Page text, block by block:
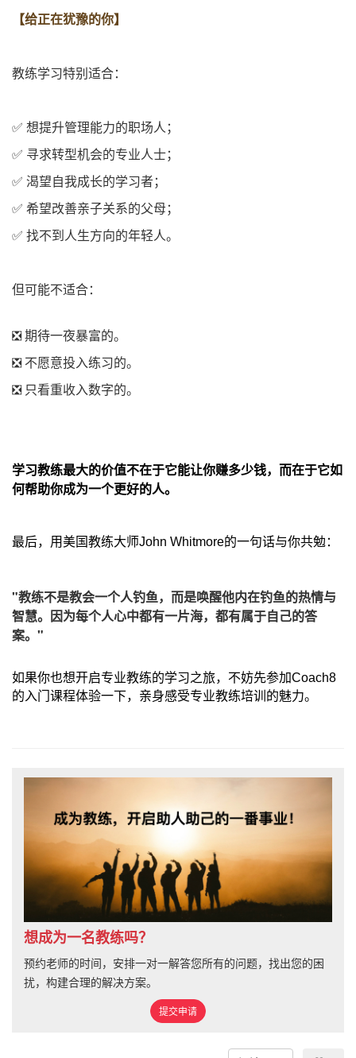
【给正在犹豫的你】
教练学习特别适合：
✅ 想提升管理能力的职场人；
✅ 寻求转型机会的专业人士；
✅ 渴望自我成长的学习者；
✅ 希望改善亲子关系的父母；
✅ 找不到人生方向的年轻人。
但可能不适合：
❎ 期待一夜暴富的。
❎ 不愿意投入练习的。
❎ 只看重收入数字的。
学习教练最大的价值不在于它能让你赚多少钱，而在于它如
何帮助你成为一个更好的人。
最后，用美国教练大师John Whitmore的一句话与你共勉：
"教练不是教会一个人钓鱼，而是唤醒他内在钓鱼的热情与
智慧。因为每个人心中都有一片海，都有属于自己的答
案。"
如果你也想开启专业教练的学习之旅，不妨先参加Coach8
的入门课程体验一下，亲身感受专业教练培训的魅力。
想成为一名教练吗？
预约老师的时间，安排一对一解答您所有的问题，找出您的困
扰，构建合理的解决方案。
提交申请